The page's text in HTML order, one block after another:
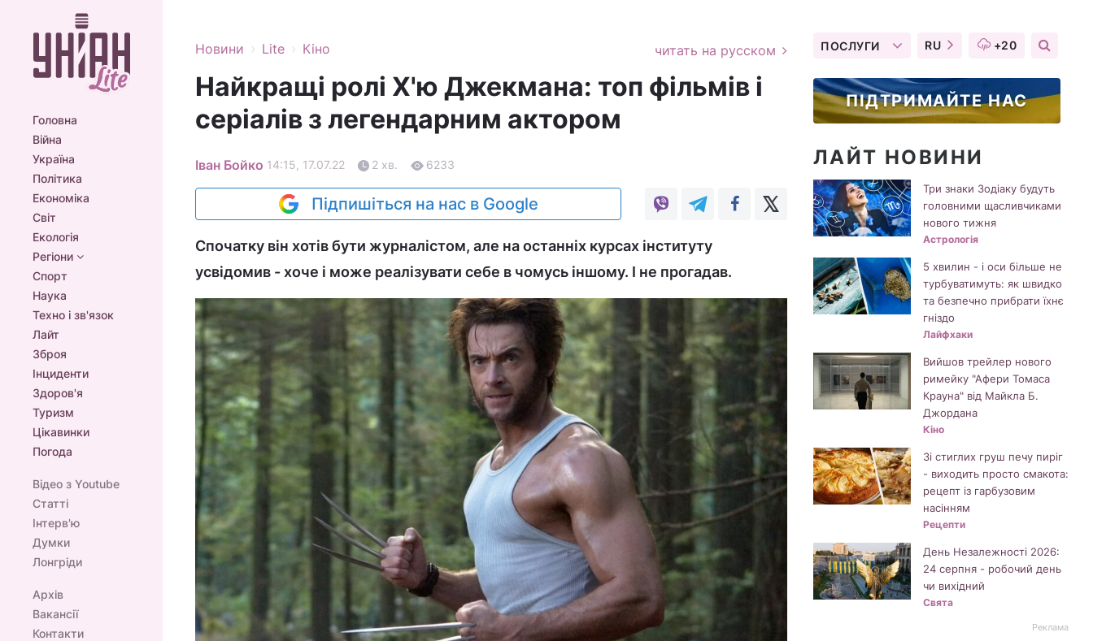
Головна
Війна
Україна
Політика
Економіка
Світ
Екологія
Регіони
Спорт
Наука
Техно і зв'язок
Лайт
Зброя
Інциденти
Здоров'я
Туризм
Цікавинки
Погода
Відео з Youtube
Статті
Інтерв'ю
Думки
Лонгріди
Архів
Вакансії
Контакти
Новини › Lite › Кіно читать на русском
Найкращі ролі Х'ю Джекмана: топ фільмів і
серіалів з легендарним актором
Іван Бойко 14:15, 17.07.22 2 хв. 6233
Підпишіться на нас в Google
Спочатку він хотів бути журналістом, але на останніх курсах інституту
усвідомив - хоче і може реалізувати себе в чомусь іншому. І не прогадав.
ПОСЛУГИ RU +20
ПІДТРИМАЙТЕ НАС
ЛАЙТ НОВИНИ
Три знаки Зодіаку будуть
головними щасливчиками
нового тижня
Астрологія
5 хвилин - і оси більше не
турбуватимуть: як швидко
та безпечно прибрати їхнє
гніздо
Лайфхаки
Вийшов трейлер нового
римейку "Афери Томаса
Крауна" від Майкла Б.
Джордана
Кіно
Зі стиглих груш печу пиріг
- виходить просто смакота:
рецепт із гарбузовим
насінням
Рецепти
День Незалежності 2026:
24 серпня - робочий день
чи вихідний
Свята
Реклама